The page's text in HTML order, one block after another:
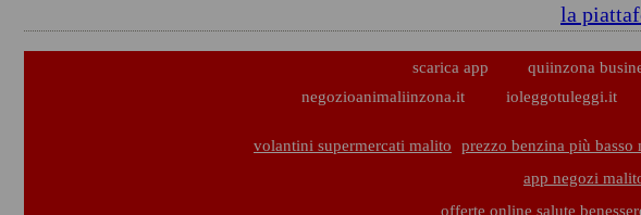
la
scarica app quiinzona
negozioanimaliinzona.it
ioleggotuleggi.it
volantini supermercati malito prezzo benzina più basso
app negozi
offerte online salute